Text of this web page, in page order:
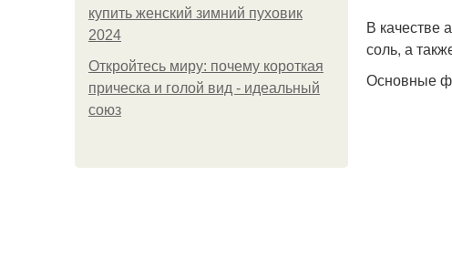
купить женский зимний пуховик
2024
Откройтесь миру: почему короткая
прическа и голой вид - идеальный
союз
Скраб
В качестве
соль, а
Основные